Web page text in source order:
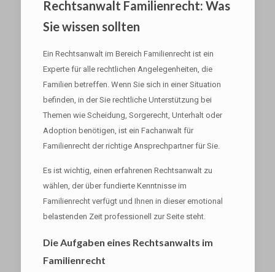
Rechtsanwalt Familienrecht: Was
Sie wissen sollten
Ein Rechtsanwalt im Bereich Familienrecht ist ein
Experte für alle rechtlichen Angelegenheiten, die
Familien betreffen. Wenn Sie sich in einer Situation
befinden, in der Sie rechtliche Unterstützung bei
Themen wie Scheidung, Sorgerecht, Unterhalt oder
Adoption benötigen, ist ein Fachanwalt für
Familienrecht der richtige Ansprechpartner für Sie.
Es ist wichtig, einen erfahrenen Rechtsanwalt zu
wählen, der über fundierte Kenntnisse im
Familienrecht verfügt und Ihnen in dieser emotional
belastenden Zeit professionell zur Seite steht.
Die Aufgaben eines Rechtsanwalts im
Familienrecht